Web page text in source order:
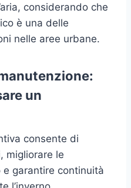
considerando che
è una delle
nelle aree urbane.
un
consente di
migliorare le
e garantire continuità